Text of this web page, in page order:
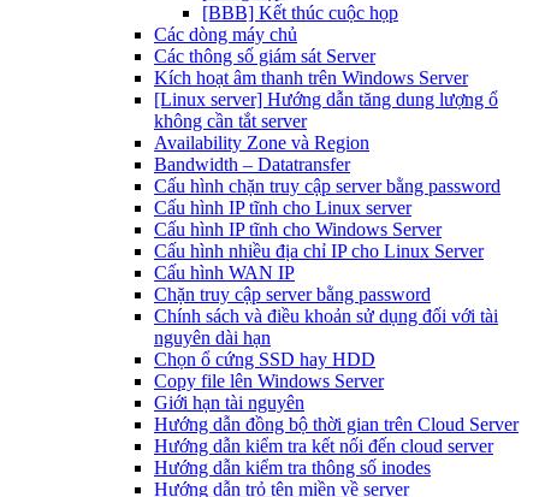
[BBB] Kết thúc cuộc họp
Các dòng máy chủ
Các thông số giám sát Server
Kích hoạt âm thanh trên Windows Server
[Linux server] Hướng dẫn tăng dung lượng ổ
không cần tắt server
Availability Zone và Region
Bandwidth – Datatransfer
Cấu hình chặn truy cập server bằng password
Cấu hình IP tĩnh cho Linux server
Cấu hình IP tĩnh cho Windows Server
Cấu hình nhiều địa chỉ IP cho Linux Server
Cấu hình WAN IP
Chặn truy cập server bằng password
Chính sách và điều khoản sử dụng đối với tài
nguyên dài hạn
Chọn ổ cứng SSD hay HDD
Copy file lên Windows Server
Giới hạn tài nguyên
Hướng dẫn đồng bộ thời gian trên Cloud Server
Hướng dẫn kiểm tra kết nối đến cloud server
Hướng dẫn kiểm tra thông số inodes
Hướng dẫn trỏ tên miền về server